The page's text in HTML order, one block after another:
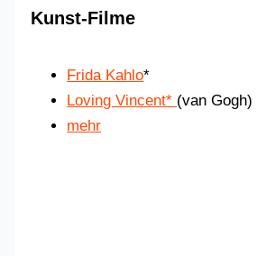
Kunst-Filme
Frida Kahlo*
Loving Vincent* (van Gogh)
mehr